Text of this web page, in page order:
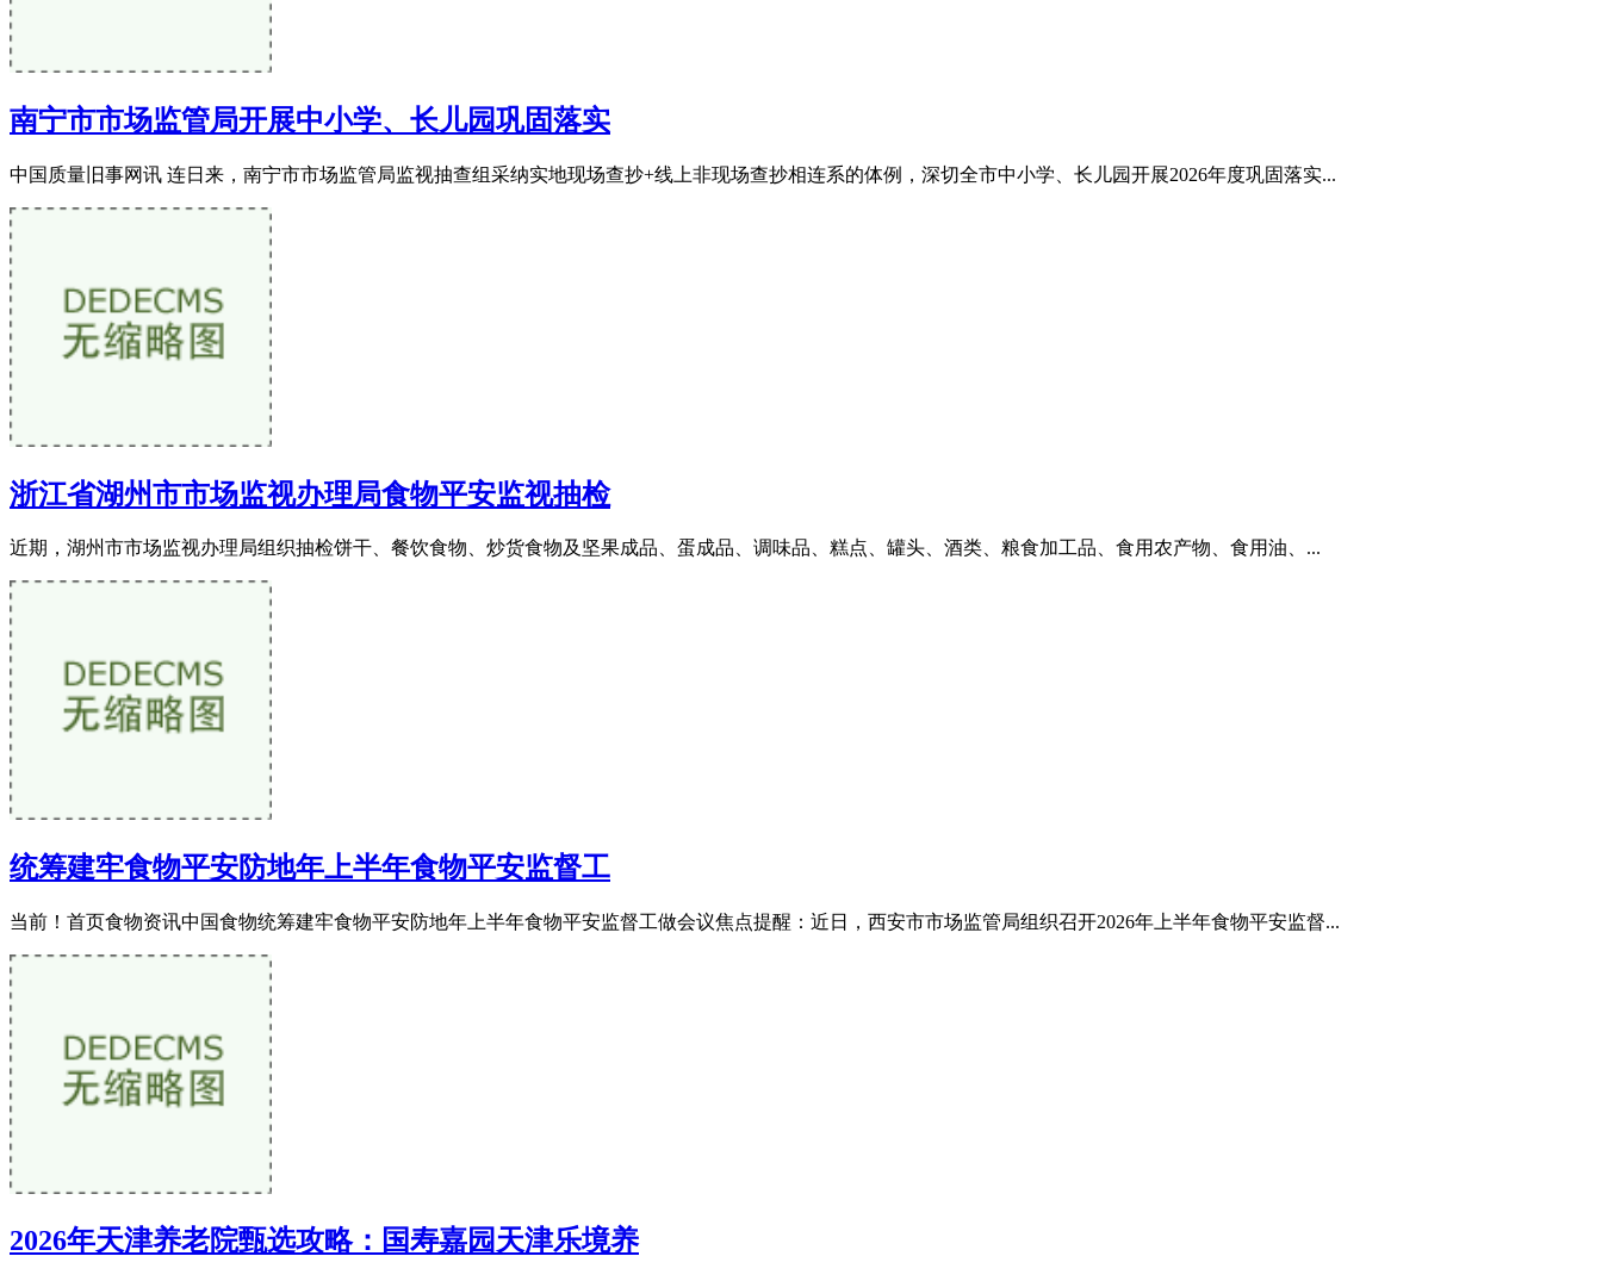
南宁市市场监管局开展中小学、长儿园巩固落实
中国质量旧事网讯 连日来，南宁市市场监管局监视抽查组采纳实地现场查抄+线上非现场查抄相连系的体例，深切全市中小学、长儿园开展2026年度巩固落实...
浙江省湖州市市场监视办理局食物平安监视抽检
近期，湖州市市场监视办理局组织抽检饼干、餐饮食物、炒货食物及坚果成品、蛋成品、调味品、糕点、罐头、酒类、粮食加工品、食用农产物、食用油、...
统筹建牢食物平安防地年上半年食物平安监督工
当前！首页食物资讯中国食物统筹建牢食物平安防地年上半年食物平安监督工做会议焦点提醒：近日，西安市市场监管局组织召开2026年上半年食物平安监督...
2026年天津养老院甄选攻略：国寿嘉园天津乐境养